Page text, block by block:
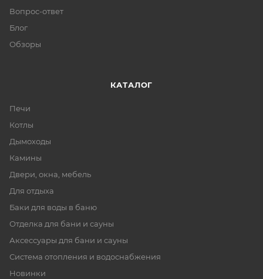
Вопрос-ответ
Блог
Обзоры
КАТАЛОГ
Печи
Котлы
Дымоходы
Камины
Двери, окна, мебель
Для отдыха
Баки для воды в баню
Отделка для бани и сауны
Аксессуары для бани и сауны
Система отопления и водоснабжения
Новинки